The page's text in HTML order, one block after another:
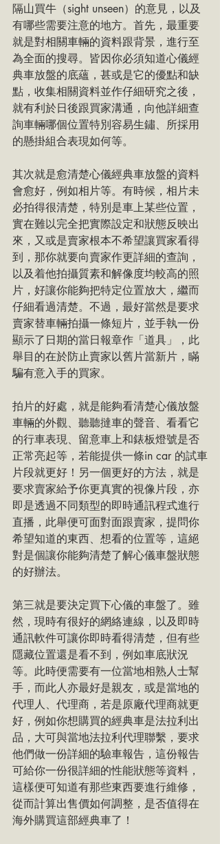
隔山買牛（sight unseen）的意見，以及
有哪些需要注意的地方。首先，最重要
就是對相關車輛的資料跟背景，進行至
為全面的搜尋。皆因你必須知道心儀經
典車放盤的底蘊，甚或是它的優點和缺
點，收集相關資料並作仔細研究之後，
就有利於日後跟買家溝通，向他詳細查
詢車輛哪個位置特別容易生鏽、所採用
的懸掛組合表現如何等。
其次就是愈清楚心儀經典車放盤的資料
會愈好，例如相片等。有時候，相片未
必拍得很清楚，特別是車上某些位置，
實在難以完全把實際設定和狀態反映出
來，又或是賣家根本不希望讓買家看得
到，那你就要向賣家作更詳細的查詢，
以及着他拍攝質素和解像度均較高的照
片，好讓你能夠把特定位置放大，繼而
仔細看過清楚。不過，最好當然是要求
賣家替車輛拍攝一條短片，並手執一份
顯示了日期的當日報章作「道具」，此
舉目的在於防止賣家以舊片當新片，瞞
騙有意入手的買家。
拍片的好處，就是能夠看清楚心儀放盤
車輛的外觀、聽聽撻車的聲音、看看它
的行車表現、留意車上和錶板燈號是否
正常亮起等，若能提供一條in car 的試車
片段就更好！另一個更好的方法，就是
要求賣家給予你更真實的視像片段，亦
即是透過不同類型的即時通訊程式進行
直播，此舉便可面對面跟賣家，提問你
希望知道的東西、想看的位置等，這絕
對是個讓你能夠清楚了解心儀車盤狀態
的好辦法。
第三就是要決定買下心儀的車盤了。雖
然，現時有很好的網絡連線，以及即時
通訊軟件可讓你即時看得清楚，但有些
隱藏位置還是看不到，例如車底狀況
等。此時便需要有一位當地相熟人士幫
手，而此人亦最好是親友，或是當地的
代理人、代理商，若是原廠代理商就更
好，例如你想購買的經典車是法拉利出
品，大可與當地法拉利代理聯繫，要求
他們做一份詳細的驗車報告，這份報告
可給你一份很詳細的性能狀態等資料，
這樣便可知道有那些東西要進行維修，
從而計算出售價如何調整，是否值得在
海外購買這部經典車了！